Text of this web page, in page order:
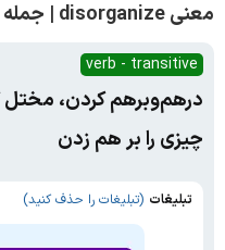
معنی disorganize | جمله با disorganize
verb - transitive
درهم‌وبرهم کردن،
چیزی را بر هم زدن
تبلیغات (تبلیغات را حذف کنید)